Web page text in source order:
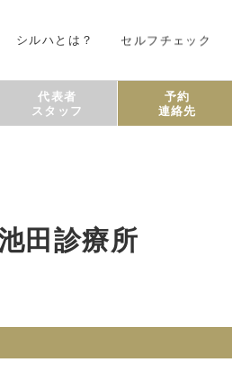
シルハとは？ セルフチェック
代表者
スタッフ
予約
連絡先
田診療所